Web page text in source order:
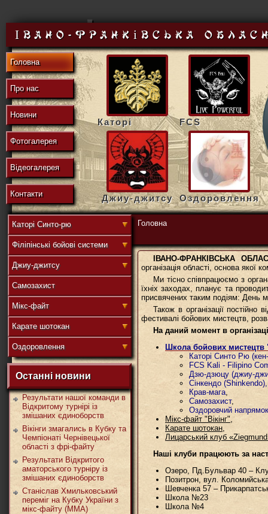
東
の
地
域
連
盟
武
道
Івано-Франківська
Головна
Про нас
Новини
Фотогалерея
Відеогалерея
Контакти
Каторі FCS
Джиу-джитсу Оздоровлення
Головна
Каторі Синто-рю
Філіпінські бойові системи
Джиу-джитсу
Самозахист
Мікс-файт
Карате шотокан
Оздоровлення
Останні новини
Результати нашої команди в
Відкритому турнірі із
змішаних єдиноборств
Вікінги змагались в Кубку та
Чемпіонаті Чернівецької
області з фрі-файту
Результати Відкритого
аматорського турніру із
змішаних єдиноборств
Станіслав Хмильковський
переміг на Кубку України з
мікс-файту (ММА)
ІВАНО-ФРАНКІВСЬКА
організація області, основа якої
Ми тісно співпрацюємо з
їхніх заходах, планує та
присвячених таким подіям: День
Також в організації постійно
фестивалі бойових мистецтв,
На даний момент в
Школа бойових мистецтв
Каторі Синто Рю
FCS Kali - Filipino
Дзю-дзюцу (джиу-
Сінкендо (Shinkendo),
Крав-мага,
Самозахист,
Оздоровчий напрямок
Мікс-файт "Вікінг",
Карате шотокан,
Лицарський клуб
Наші клуби працюють за
Озеро, Пд.Бульвар 40 –
Позитрон, вул.
Шевченка 57 –
Школа №23
Школа №4